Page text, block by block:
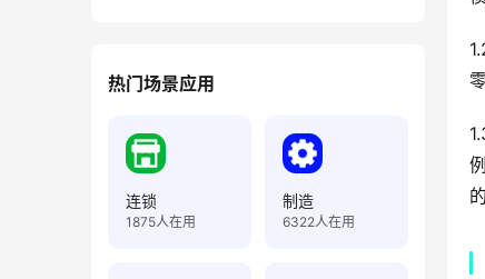
热门场景应用
连锁
1875人在用
制造
6322人在用